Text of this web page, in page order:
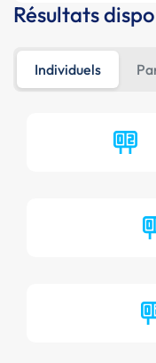
Résultats
Individuels